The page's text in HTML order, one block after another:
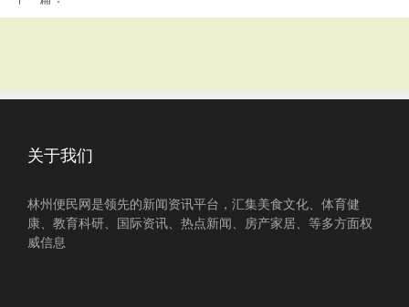
关于我们
林州便民网是领先的新闻资讯平台，汇集美食文化、体育健
康、教育科研、国际资讯、热点新闻、房产家居、等多方面权
威信息